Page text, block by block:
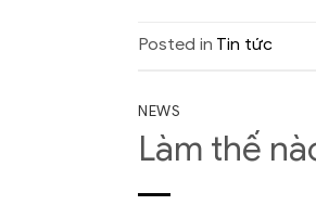
Posted in Tin tức
NEWS
Làm thế